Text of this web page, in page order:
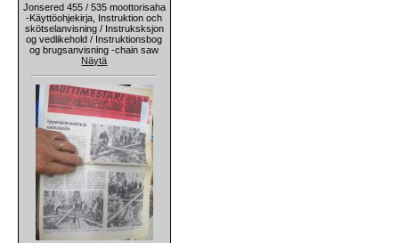
Jonsered 455 / 535 moottorisaha
-Käyttöohjekirja, Instruktion och
skötselanvisning / Instruksksjon
og vedlikehold / Instruktionsbog
og brugsanvisning -chain saw
Näytä